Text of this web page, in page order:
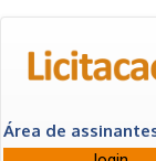
Área de